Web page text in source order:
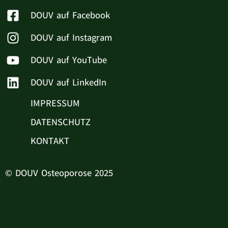
DOUV auf Facebook
DOUV auf Instagram
DOUV auf YouTube
DOUV auf LinkedIn
IMPRESSUM
DATENSCHUTZ
KONTAKT
© DOUV Osteoporose 2025